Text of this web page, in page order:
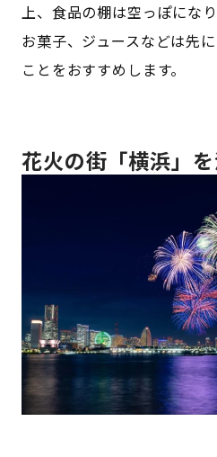
上、食品の棚は空っぽにな
お菓子、ジュースなどは先
ことをおすすめします。
花火の街「横浜」